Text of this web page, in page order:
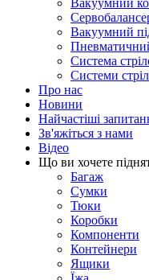
Вакуумний
Вакуумний
Система
Системи
Про нас
Новини
Найчастіші
Зв'яжіться з нами
Відео
Що ви хочете
Багаж
Сумки
Тюки
Коробки
Компоненти
Контейнери
Ящики